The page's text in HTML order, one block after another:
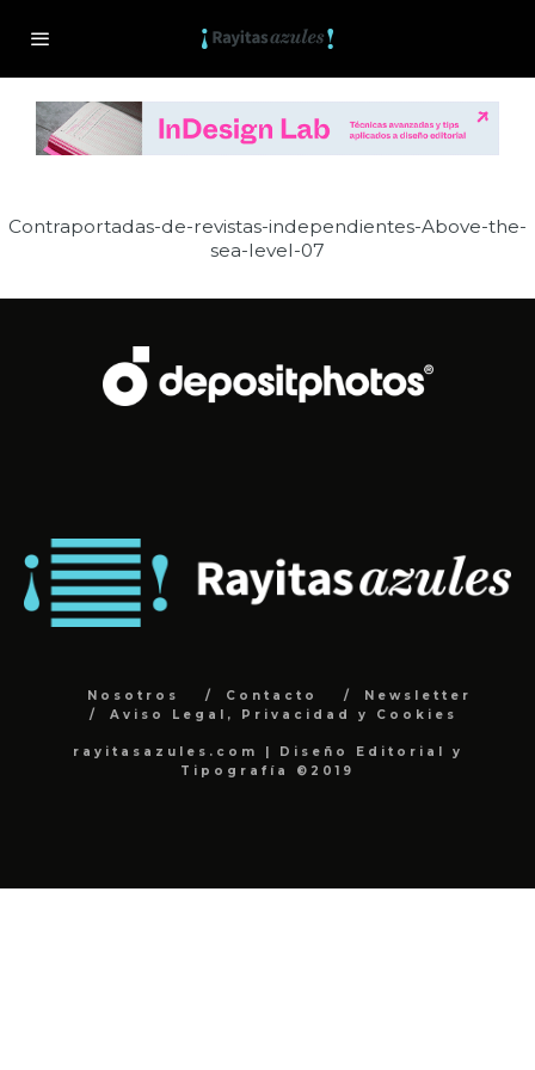
Contraportadas-de-revistas-independientes-Above-the-
sea-level-07
Nosotros Contacto
Newsletter
Aviso Legal, Privacidad y Cookies
rayitasazules.com | Diseño Editorial y
Tipografía ©2019